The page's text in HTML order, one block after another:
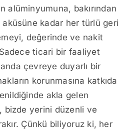
alüminyumuna, bakırından
aküsüne kadar her türlü geri
değerinde ve nakit
ticari bir faaliyet
çevreye duyarlı bir
korunmasına katkıda
akla gelen
bizde yerini düzenli ve
Çünkü biliyoruz ki, her